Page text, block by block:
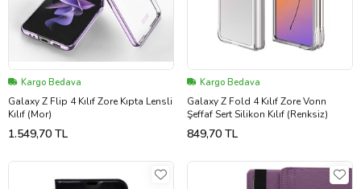
Kargo Bedava
Galaxy Z Flip 4 Kılıf Zore Kıpta Lensli
Kılıf (Mor)
1.549,70 TL
Kargo Bedava
Galaxy Z Fold 4 Kılıf Zore Vonn
Şeffaf Sert Silikon Kılıf (Renksiz)
849,70 TL